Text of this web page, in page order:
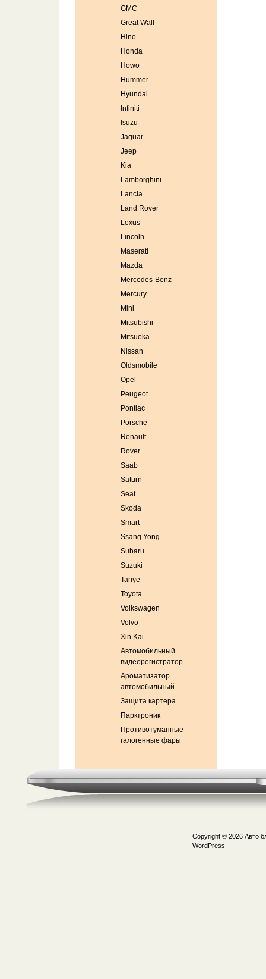
GMC
Great Wall
Hino
Honda
Howo
Hummer
Hyundai
Infiniti
Isuzu
Jaguar
Jeep
Kia
Lamborghini
Lancia
Land Rover
Lexus
Lincoln
Maserati
Mazda
Mercedes-Benz
Mercury
Mini
Mitsubishi
Mitsuoka
Nissan
Oldsmobile
Opel
Peugeot
Pontiac
Porsche
Renault
Rover
Saab
Saturn
Seat
Skoda
Smart
Ssang Yong
Subaru
Suzuki
Tanye
Toyota
Volkswagen
Volvo
Xin Kai
Автомобильный
видеорегистратор
Ароматизатор
автомобильный
Защита картера
Парктроник
Противотуманные
галогенные фары
Copyright © 2026 Авто
WordPress.